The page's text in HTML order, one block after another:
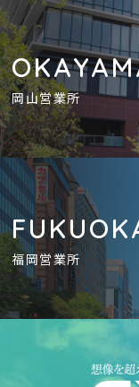
岡山営業所
福岡営業所